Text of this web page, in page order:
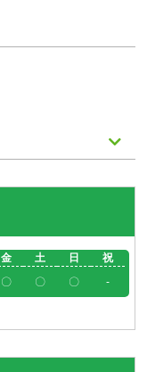
金 土 日
祝
〇 〇 〇 -